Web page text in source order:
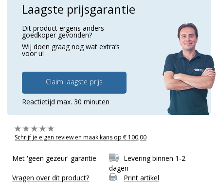
Laagste prijsgarantie
Dit product ergens anders
goedkoper gevonden?
Wij doen graag nog wat extra’s
voor u!
Claim laagste prijs
Reactietijd max. 30 minuten
Schrijf je eigen review en maak kans op € 100,00
Met 'geen gezeur' garantie
Levering binnen 1-2
dagen
Vragen over dit product?
Print artikel